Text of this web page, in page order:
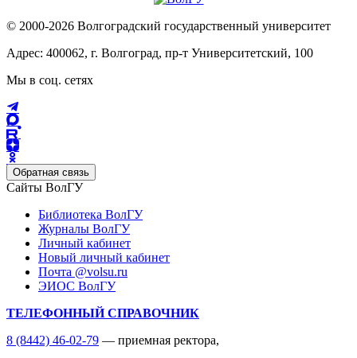
© 2000-2026 Волгоградский государственный университет
Адрес: 400062, г. Волгоград, пр-т Университетский, 100
Мы в соц. сетях
Обратная связь
Сайты ВолГУ
Библиотека ВолГУ
Журналы ВолГУ
Личный кабинет
Новый личный кабинет
Почта @volsu.ru
ЭИОС ВолГУ
ТЕЛЕФОННЫЙ СПРАВОЧНИК
8 (8442) 46-02-79 — приемная ректора,